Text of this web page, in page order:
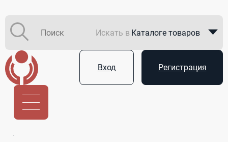
Искать в Каталоге товаров
Вход Регистрация